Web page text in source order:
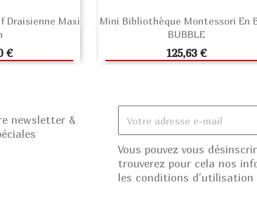
Draisienne Maxi
€PANIER
Mini Bibliothèque Montessori En
BUBBLE
Prix
125,63 €
AJOUTER AU PANIER
newsletter &
Vous pouvez vous
trouverez pour cela nos
les conditions d'utilisation